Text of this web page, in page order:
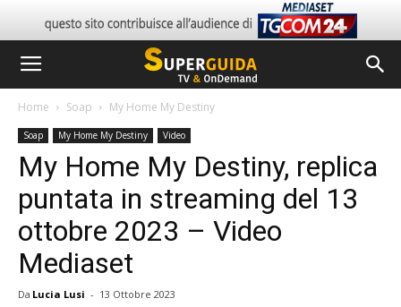
Home Soap My Home My Destiny
Soap My Home My Destiny Video
My Home My Destiny, replica
puntata in streaming del 13
ottobre 2023 – Video
Mediaset
Da Lucia Lusi - 13 Ottobre 2023